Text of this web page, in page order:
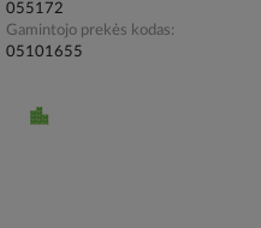
055172
Gamintojo prekės kodas
05101655